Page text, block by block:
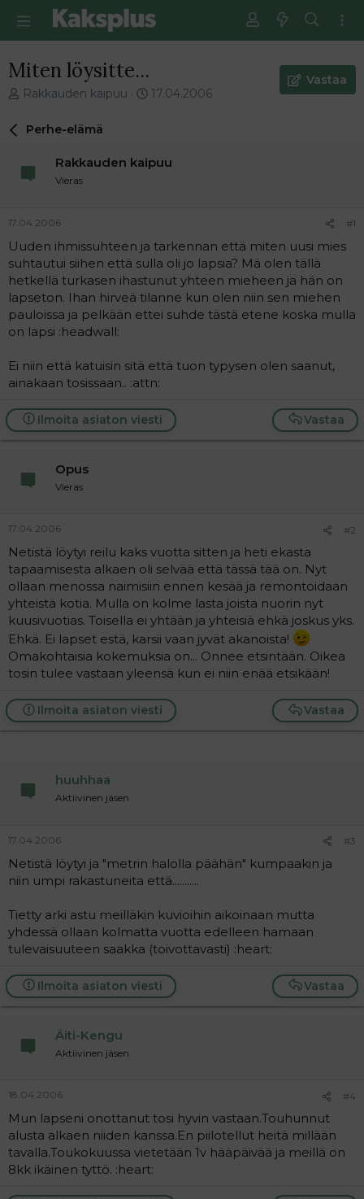
Miten löysitte...
V
e
i
t
u
n
a
l
o
t
a
j
Rakkauden kaipuu
E
m
n
v
e
s
17.04.2006
Vastaa
Perhe-elämä
Rakkauden kaipuu
Vieras
17.04.2006 #1
Uuden ihmissuhteen ja tarkennan että miten uusi mies
suhtautui siihen että sulla oli jo lapsia? Mä olen tällä
hetkellä turkasen ihastunut yhteen mieheen ja hän on
lapseton. Ihan hirveä tilanne kun olen niin sen miehen
pauloissa ja pelkään ettei suhde tästä etene koska mulla
on lapsi :headwall:
Ei niin että katuisin sitä että tuon typysen olen saanut,
ainakaan tosissaan.. :attn:
Vastaa
Ilmoita asiaton viesti
Opus
Vieras
17.04.2006 #2
Netistä löytyi reilu kaks vuotta sitten ja heti ekasta
tapaamisesta alkaen oli selvää että tässä tää on. Nyt
ollaan menossa naimisiin ennen kesää ja remontoidaan
yhteistä kotia. Mulla on kolme lasta joista nuorin nyt
kuusivuotias. Toisella ei yhtään ja yhteisiä ehkä joskus yks.
Ehkä. Ei lapset estä, karsii vaan jyvät akanoista!
Omakohtaisia kokemuksia on... Onnee etsintään. Oikea
tosin tulee vastaan yleensä kun ei niin enää etsikään!
Vastaa
Ilmoita asiaton viesti
huuhhaa
Aktiivinen jäsen
17.04.2006 #3
Netistä löytyi ja "metrin halolla päähän" kumpaakin ja
niin umpi rakastuneita että...........
Tietty arki astu meilläkin kuvioihin aikoinaan mutta
yhdessä ollaan kolmatta vuotta edelleen hamaan
tulevaisuuteen saakka (toivottavasti) :heart:
Vastaa
Ilmoita asiaton viesti
Äiti-Kengu
Aktiivinen jäsen
18.04.2006 #4
Mun lapseni onottanut tosi hyvin vastaan.Touhunnut
alusta alkaen niiden kanssa.En piilotellut heitä millään
tavalla.Toukokuussa vietetään 1v hääpäivää ja meillä on
8kk ikäinen tyttö. :heart: